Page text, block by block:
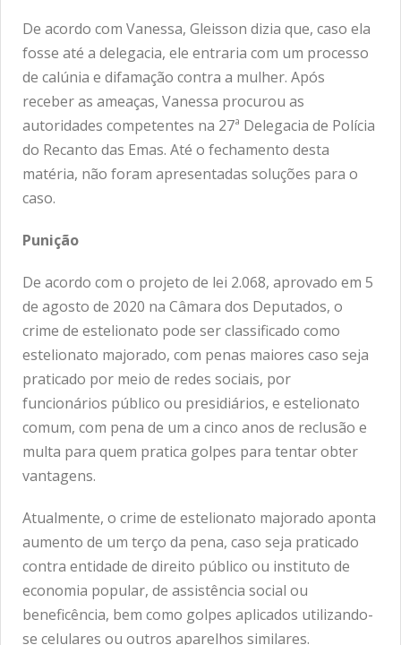
De acordo com Vanessa, Gleisson dizia que, caso ela
fosse até a delegacia, ele entraria com um processo
de calúnia e difamação contra a mulher. Após
receber as ameaças, Vanessa procurou as
autoridades competentes na 27ª Delegacia de Polícia
do Recanto das Emas. Até o fechamento desta
matéria, não foram apresentadas soluções para o
caso.
Punição
De acordo com o projeto de lei 2.068, aprovado em 5
de agosto de 2020 na Câmara dos Deputados, o
crime de estelionato pode ser classificado como
estelionato majorado, com penas maiores caso seja
praticado por meio de redes sociais, por
funcionários público ou presidiários, e estelionato
comum, com pena de um a cinco anos de reclusão e
multa para quem pratica golpes para tentar obter
vantagens.
Atualmente, o crime de estelionato majorado aponta
aumento de um terço da pena, caso seja praticado
contra entidade de direito público ou instituto de
economia popular, de assistência social ou
beneficência, bem como golpes aplicados utilizando-
se celulares ou outros aparelhos similares.